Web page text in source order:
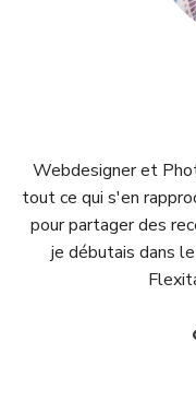
Webdesigner et
tout ce qui s'en
pour partager des
je débutais dans